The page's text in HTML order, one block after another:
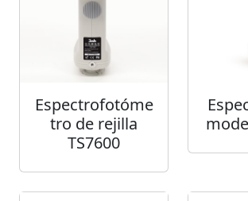
Espectrofotóme
tro de rejilla
TS7600